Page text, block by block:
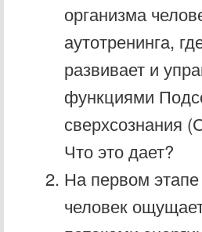
организма
аутотренинга,
развивает и
функциями
сверхсознания
Что это дает?
На первом этапе
человек